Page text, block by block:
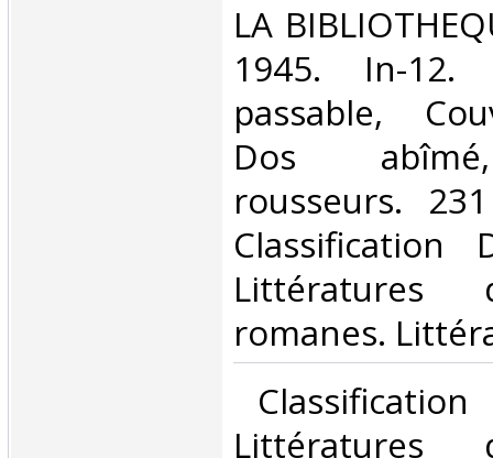
‎LA
1945. In-12.
passable,
Dos
rousseurs.
Classification
Littératures
romanes.
Littératures